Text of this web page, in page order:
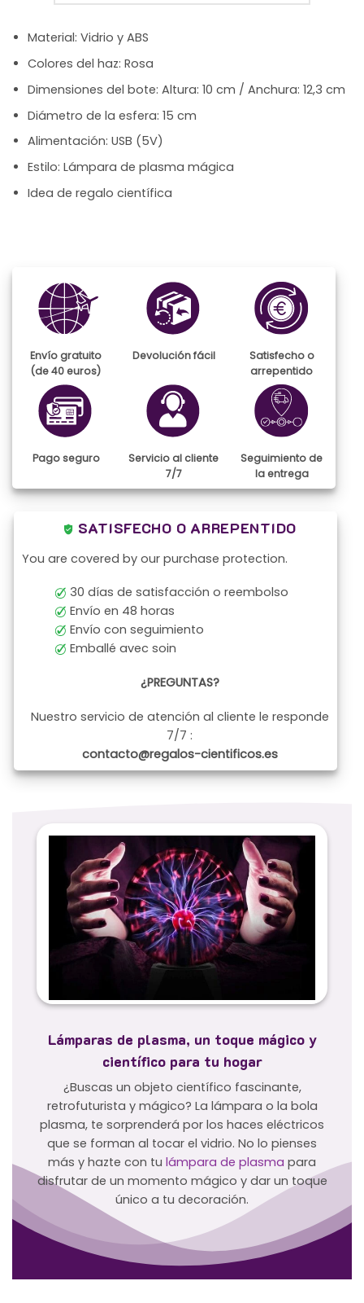
Material: Vidrio y ABS
Colores del haz: Rosa
Dimensiones del bote: Altura: 10 cm / Anchura: 12,3 cm
Diámetro de la esfera: 15 cm
Alimentación: USB (5V)
Estilo: Lámpara de plasma mágica
Idea de regalo científica
Envío gratuito
(de 40 euros)
Devolución fácil
Satisfecho o
arrepentido
Pago seguro
Servicio al cliente
7/7
Seguimiento de
la entrega
SATISFECHO O ARREPENTIDO
You are covered by our purchase protection.
30 días de satisfacción o reembolso
Envío en 48 horas
Envío con seguimiento
Emballé avec soin
¿PREGUNTAS?
Nuestro servicio de atención al cliente le responde
7/7 :
contacto@regalos-cientificos.es
Lámparas de plasma, un toque mágico y
científico para tu hogar
¿Buscas un objeto científico fascinante,
retrofuturista y mágico? La lámpara o la bola
plasma, te sorprenderá por los haces eléctricos
que se forman al tocar el vidrio. No lo pienses
más y hazte con tu lámpara de plasma para
disfrutar de un momento mágico y dar un toque
único a tu decoración.